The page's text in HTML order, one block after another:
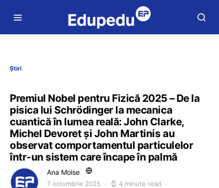
Știri
Premiul Nobel pentru Fizică 2025 – De la
pisica lui Schrödinger la mecanica
cuantică în lumea reală: John Clarke,
Michel Devoret și John Martinis au
observat comportamentul particulelor
într-un sistem care încape în palmă
Ana Moise
7 octombrie 2025 4 minute read